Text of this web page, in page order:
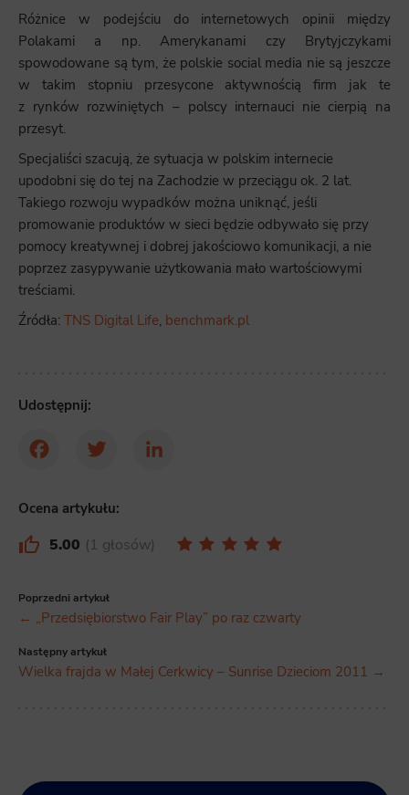
Różnice w podejściu do internetowych opinii między
Polakami a np. Amerykanami czy Brytyjczykami
spowodowane są tym, że polskie social media nie są jeszcze
w takim stopniu przesycone aktywnością firm jak te
z rynków rozwiniętych – polscy internauci nie cierpią na
przesyt.
Specjaliści szacują, że sytuacja w polskim internecie
upodobni się do tej na Zachodzie w przeciągu ok. 2 lat.
Takiego rozwoju wypadków można uniknąć, jeśli
promowanie produktów w sieci będzie odbywało się przy
pomocy kreatywnej i dobrej jakościowo komunikacji, a nie
poprzez zasypywanie użytkowania mało wartościowymi
treściami.
Źródła: TNS Digital Life, benchmark.pl
Udostępnij:
FacebookTwitter LinkedIn
Ocena artykułu:
5.00 1 głosów
Poprzedni artykuł
← „Przedsiębiorstwo Fair Play” po raz czwarty
Następny artykuł
Wielka frajda w Małej Cerkwicy – Sunrise Dzieciom 2011 →